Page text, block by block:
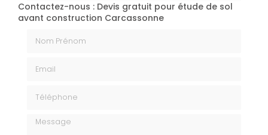
Contactez-nous : Devis gratuit pour étude de sol
avant construction Carcassonne
Message